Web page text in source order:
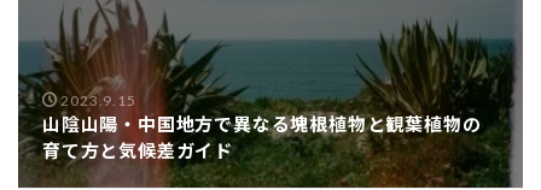
2023.9.15
山陰山陽・中国地方で異なる塊根植物と観葉植物の
育て方と気候差ガイド